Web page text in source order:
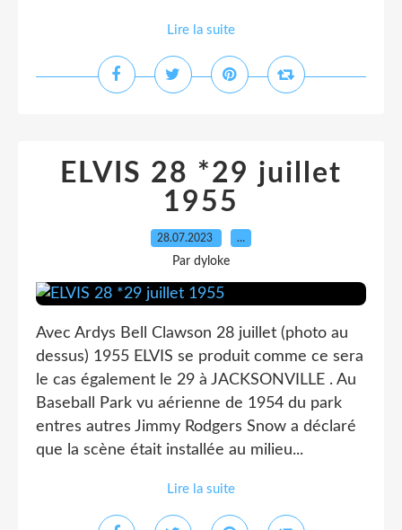
Lire la suite
ELVIS 28 *29 juillet
1955
28.07.2023 …
Par dyloke
Avec Ardys Bell Clawson 28 juillet (photo au
dessus) 1955 ELVIS se produit comme ce sera
le cas également le 29 à JACKSONVILLE . Au
Baseball Park vu aérienne de 1954 du park
entres autres Jimmy Rodgers Snow a déclaré
que la scène était installée au milieu...
Lire la suite